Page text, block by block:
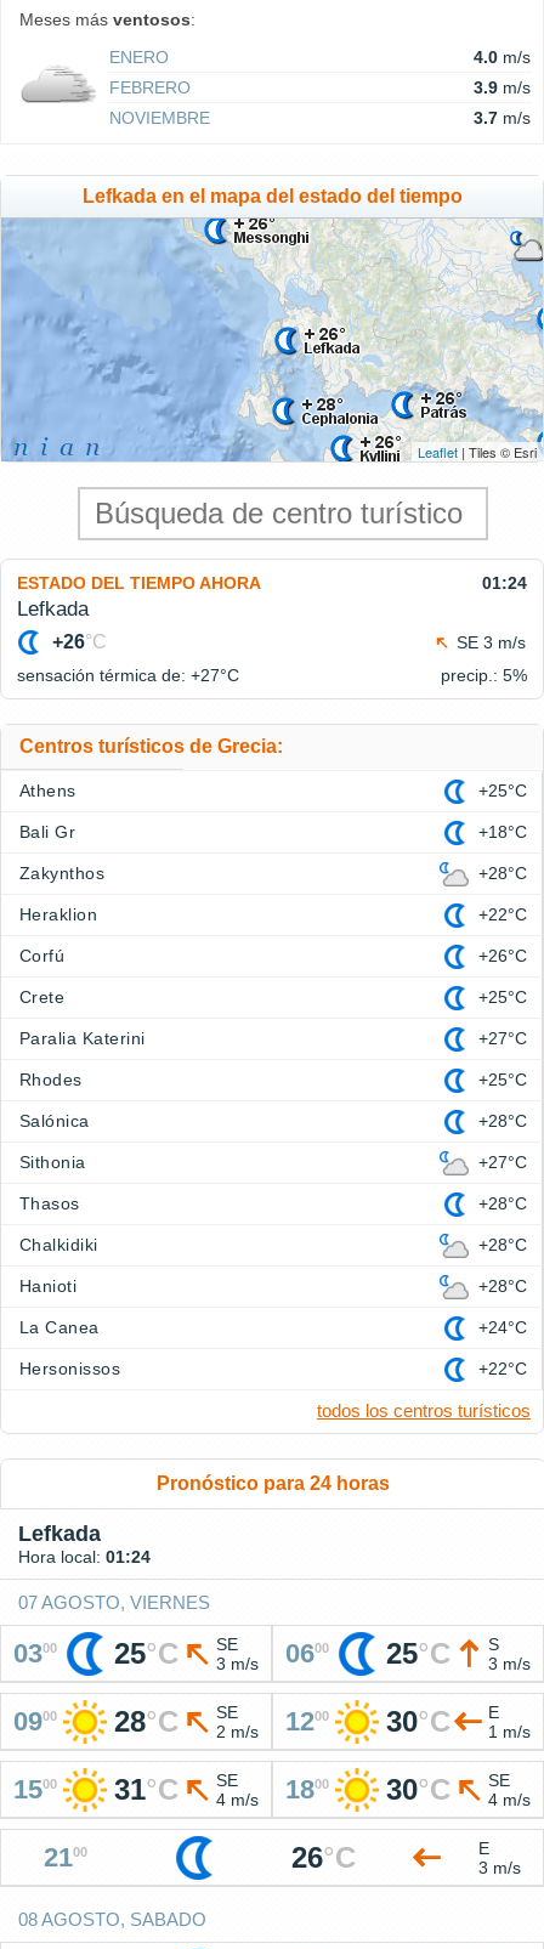
Meses más ventosos:
ENERO
4.0 m/s
FEBRERO
3.9 m/s
NOVIEMBRE
3.7 m/s
Lefkada en el mapa del estado del tiempo
Leaflet | Tiles © Esri
ESTADO DEL TIEMPO AHORA 01:24
Lefkada
+26°C
SE 3 m/s
sensación térmica de: +27°C precip.: 5%
Centros turísticos de Grecia:
Athens +25°C
Bali Gr +18°C
Zakynthos +28°C
Heraklion +22°C
Corfú +26°C
Crete +25°C
Paralia Katerini +27°C
Rhodes +25°C
Salónica +28°C
Sithonia +27°C
Thasos +28°C
Chalkidiki +28°C
Hanioti +28°C
La Canea +24°C
Hersonissos +22°C
todos los centros turísticos
Pronóstico para 24 horas
Lefkada
Hora local: 01:24
07 AGOSTO, VIERNES
0300 25°C
SE
3 m/s
0600 25°C
S
3 m/s
0900 28°C
SE
2 m/s
1200 30°C
E
1 m/s
1500 31°C
SE
4 m/s
1800 30°C
SE
4 m/s
2100 26°C
E
3 m/s
08 AGOSTO, SABADO